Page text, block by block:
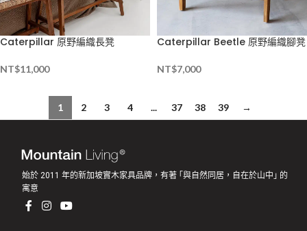
Caterpillar 原野編織長凳
NT$11,000
Caterpillar Beetle 原野編織腳凳
NT$7,000
1 2 3 4 ... 37 38 39 →
始於 2011 年的新加坡實木家具品牌，有著 ｢與自然同居，自在於山中｣ 的
寓意